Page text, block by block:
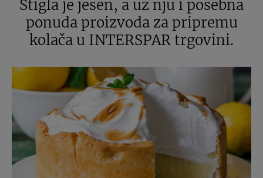
Stigla je jesen, a uz nju i posebna
ponuda proizvoda za pripremu
kolača u INTERSPAR trgovini.